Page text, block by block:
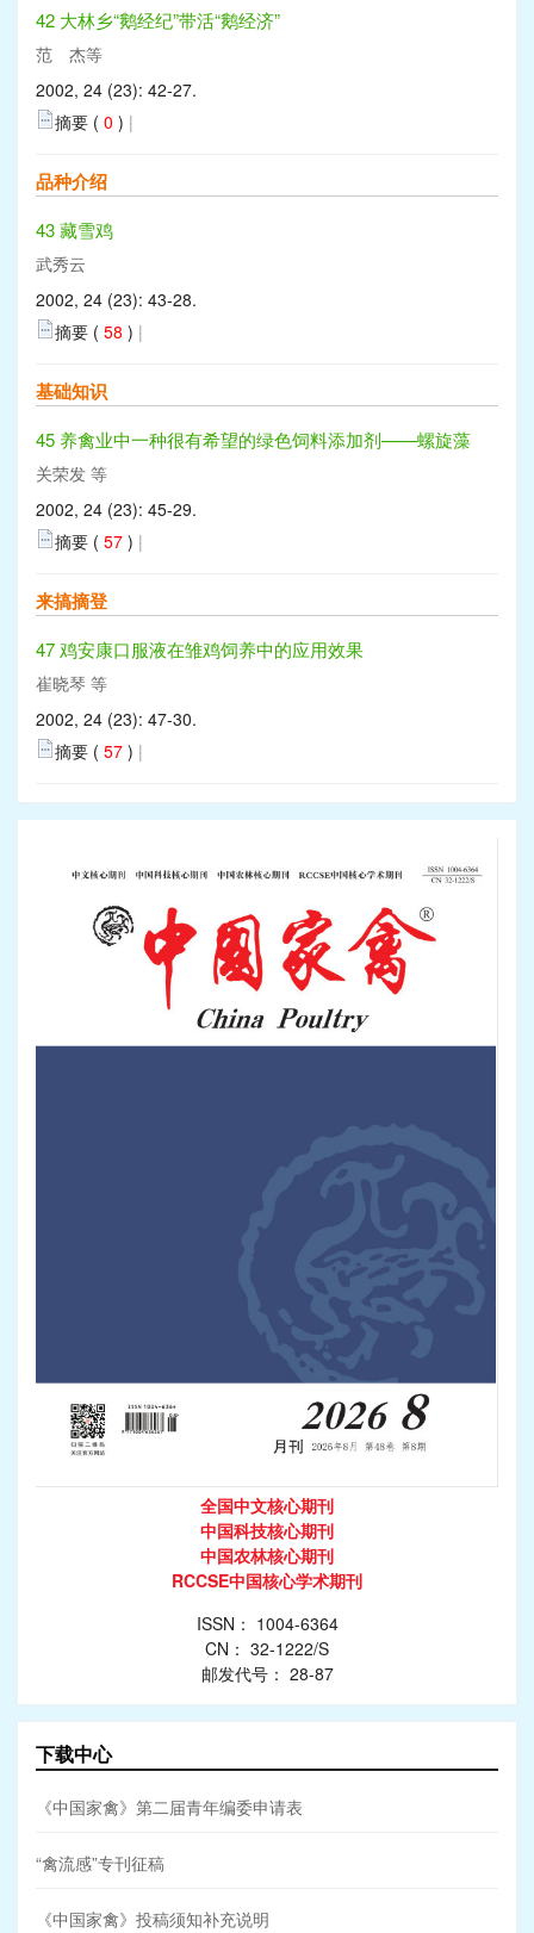
42 大林乡“鹅经纪”带活“鹅经济”
范 杰等
2002, 24 (23): 42-27.
摘要 ( 0 ) |
品种介绍
43 藏雪鸡
武秀云
2002, 24 (23): 43-28.
摘要 ( 58 ) |
基础知识
45 养禽业中一种很有希望的绿色饲料添加剂——螺旋藻
关荣发 等
2002, 24 (23): 45-29.
摘要 ( 57 ) |
来搞摘登
47 鸡安康口服液在雏鸡饲养中的应用效果
崔晓琴 等
2002, 24 (23): 47-30.
摘要 ( 57 ) |
全国中文核心期刊
中国科技核心期刊
中国农林核心期刊
RCCSE中国核心学术期刊
ISSN： 1004-6364
CN： 32-1222/S
邮发代号： 28-87
下载中心
《中国家禽》第二届青年编委申请表
“禽流感”专刊征稿
《中国家禽》投稿须知补充说明